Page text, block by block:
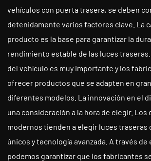
vehículos con puerta trasera, se deben
detenidamente varios factores clave. La
producto es la base para garantizar la
rendimiento estable de las luces
del vehículo es muy importante y los
ofrecer productos que se adapten en
diferentes modelos. La innovación en el
una consideración a la hora de elegir. Los
modernos tienden a elegir luces traseras
únicos y tecnología avanzada. A través
podemos garantizar que los fabricantes